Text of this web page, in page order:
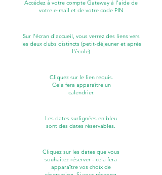
Accédez à votre compte Gateway à l'aide de
votre e-mail et de votre code PIN
Sur l'écran d'accueil, vous verrez des liens vers
les deux clubs distincts (petit-déjeuner et après
l'école)
Cliquez sur le lien requis.
Cela fera apparaître un
calendrier.
Les dates surlignées en bleu
sont des dates réservables.
Cliquez sur les dates que vous
souhaitez réserver - cela fera
apparaître vos choix de